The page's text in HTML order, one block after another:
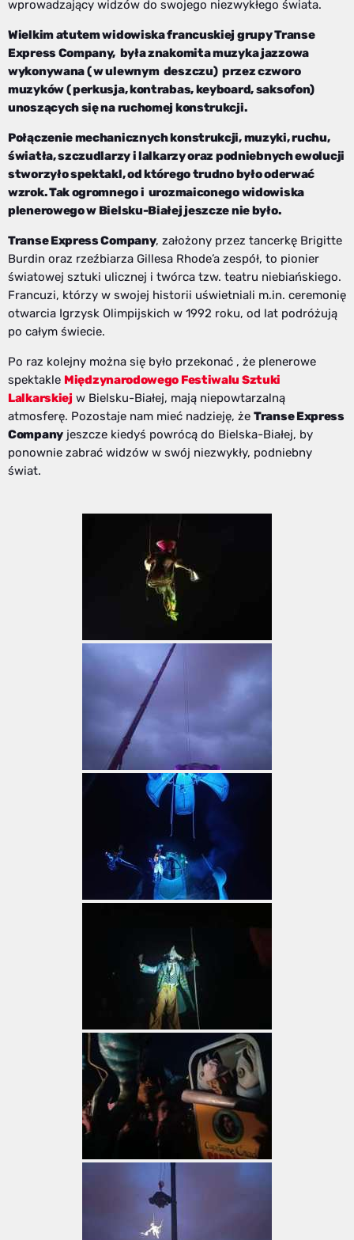
wprowadzający widzów do swojego niezwykłego świata.
Wielkim atutem widowiska francuskiej grupy Transe
Express Company, była znakomita muzyka jazzowa
wykonywana ( w ulewnym deszczu) przez czworo
muzyków ( perkusja, kontrabas, keyboard, saksofon)
unoszących się na ruchomej konstrukcji.
Połączenie mechanicznych konstrukcji, muzyki, ruchu,
światła, szczudlarzy i lalkarzy oraz podniebnych ewolucji
stworzyło spektakl, od którego trudno było oderwać
wzrok. Tak ogromnego i urozmaiconego widowiska
plenerowego w Bielsku-Białej jeszcze nie było.
Transe Express Company, założony przez tancerkę Brigitte
Burdin oraz rzeźbiarza Gillesa Rhode’a zespół, to pionier
światowej sztuki ulicznej i twórca tzw. teatru niebiańskiego.
Francuzi, którzy w swojej historii uświetniali m.in. ceremonię
otwarcia Igrzysk Olimpijskich w 1992 roku, od lat podróżują
po całym świecie.
Po raz kolejny można się było przekonać , że plenerowe
spektakle Międzynarodowego Festiwalu Sztuki
Lalkarskiej w Bielsku-Białej, mają niepowtarzalną
atmosferę. Pozostaje nam mieć nadzieję, że Transe Express
Companyjeszcze kiedyś powrócą do Bielska-Białej, by
ponownie zabrać widzów w swój niezwykły, podniebny
świat.